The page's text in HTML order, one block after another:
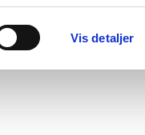
Vis detaljer